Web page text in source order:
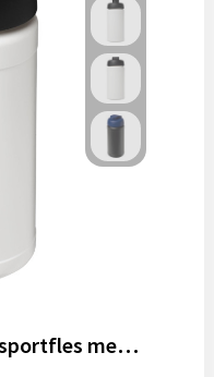
Baseline® Plus 500 ml sportfles met flipcapdeksel